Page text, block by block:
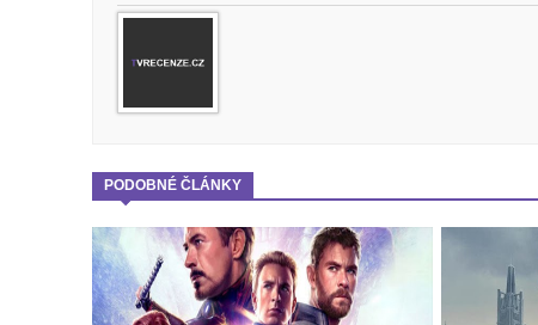
PODOBNÉ ČLÁNKY